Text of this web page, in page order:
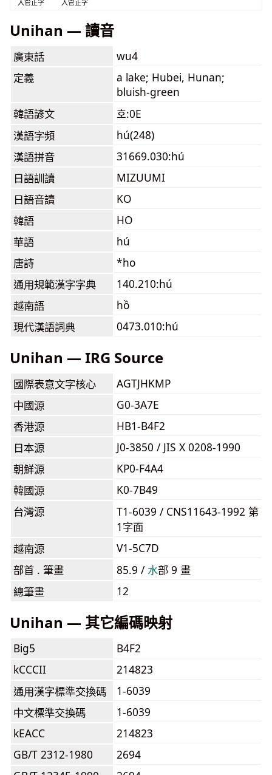
入管正字 入管正字
Unihan — 讀音
廣東話
wu4
定義
a lake; Hubei, Hunan;
bluish-green
韓語諺文
호:0E
漢語字頻
hú(248)
漢語拼音
31669.030:hú
日語訓讀
MIZUUMI
日語音讀
KO
韓語
HO
華語
hú
唐詩
*ho
通用規範漢字字典
140.210:hú
越南語
hồ
現代漢語詞典
0473.010:hú
Unihan — IRG Source
國際表意文字核心
AGTJHKMP
中國源
G0-3A7E
香港源
HB1-B4F2
日本源
J0-3850 / JIS X 0208-1990
朝鮮源
KP0-F4A4
韓國源
K0-7B49
台灣源
T1-6039 / CNS11643-1992 第
1字面
越南源
V1-5C7D
部首 . 筆畫
85.9 /⽔部 9 畫
總筆畫
12
Unihan — 其它編碼映射
Big5
B4F2
kCCCII
214823
通用漢字標準交換碼
1-6039
中文標準交換碼
1-6039
kEACC
214823
GB/T 2312-1980
2694